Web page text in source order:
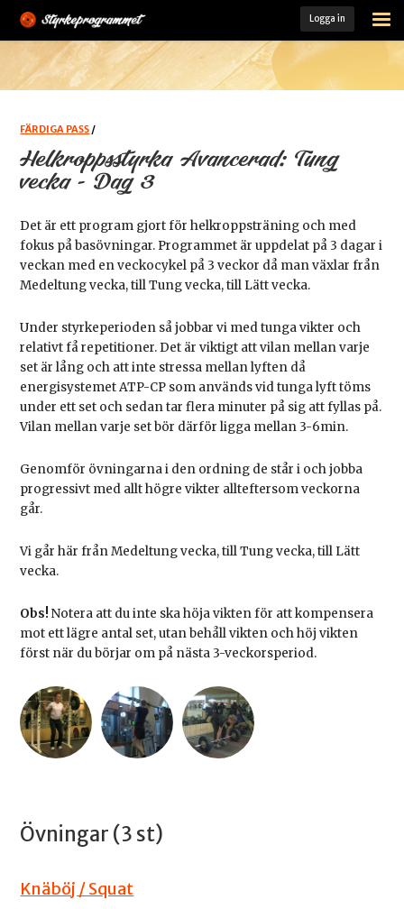
Logga in
STARTSIDA
ÖVNINGSARKIV
FÄRDIGA PASS
MINA PASS
KOST- OCH TRÄNINGSGUIDE
LADDA HEM VÅR APP
MEDLEM
FÄRDIGA PASS /
Helkroppsstyrka Avancerad: Tung
vecka - Dag 3
Det är ett program gjort för helkroppsträning och med
fokus på basövningar. Programmet är uppdelat på 3 dagar i
veckan med en veckocykel på 3 veckor då man växlar från
Medeltung vecka, till Tung vecka, till Lätt vecka.
Under styrkeperioden så jobbar vi med tunga vikter och
relativt få repetitioner. Det är viktigt att vilan mellan varje
set är lång och att inte stressa mellan lyften då
energisystemet ATP-CP som används vid tunga lyft töms
under ett set och sedan tar flera minuter på sig att fyllas på.
Vilan mellan varje set bör därför ligga mellan 3-6min.
Genomför övningarna i den ordning de står i och jobba
progressivt med allt högre vikter allteftersom veckorna
går.
Vi går här från Medeltung vecka, till Tung vecka, till Lätt
vecka.
Obs!Notera att du inte ska höja vikten för att kompensera
mot ett lägre antal set, utan behåll vikten och höj vikten
först när du börjar om på nästa 3-veckorsperiod.
Övningar (3 st)
Knäböj / Squat